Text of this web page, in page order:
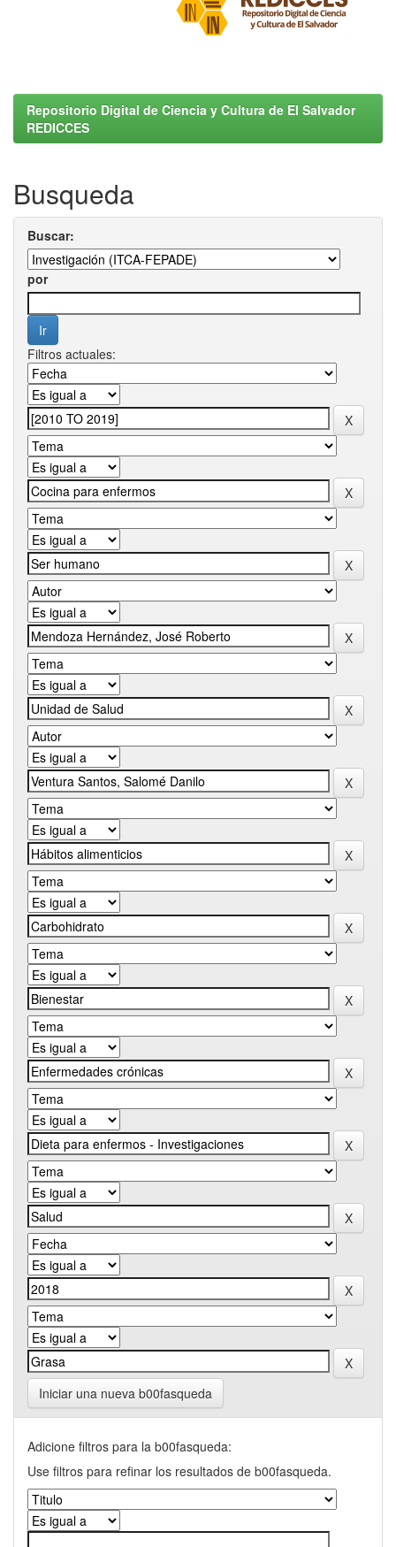
Repositorio Digital de Ciencia y Cultura de El Salvador
REDICCES
Busqueda
Buscar:
por
Filtros actuales:
Iniciar una nueva b00fasqueda
Adicione filtros para la b00fasqueda:
Use filtros para refinar los resultados de b00fasqueda.